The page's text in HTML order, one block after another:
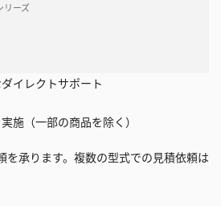
リーズ
イレクトサポート
施（一部の商品を除く）
を承ります。複数の型式での見積依頼は